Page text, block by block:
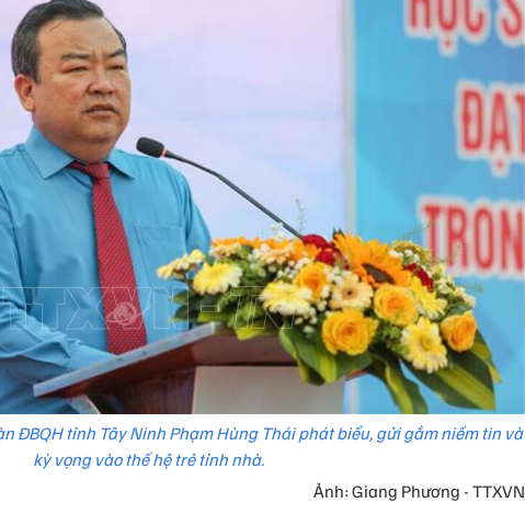
ĐBQH tỉnh Tây Ninh Phạm Hùng Thái phát biểu, gửi gắm niềm tin và
kỳ vọng vào thế hệ trẻ tỉnh nhà.
Ảnh: Giang Phương - TTXVN